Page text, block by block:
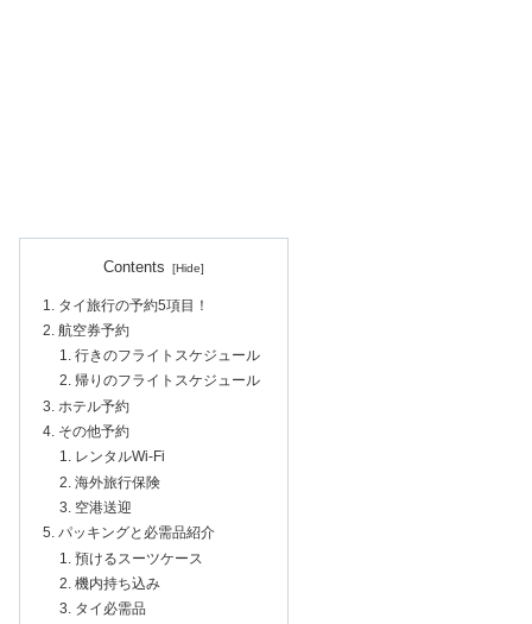
Contents
タイ旅行の予約5項目！
航空券予約
行きのフライトスケジュール
帰りのフライトスケジュール
ホテル予約
その他予約
レンタルWi-Fi
海外旅行保険
空港送迎
パッキングと必需品紹介
預けるスーツケース
機内持ち込み
タイ必需品